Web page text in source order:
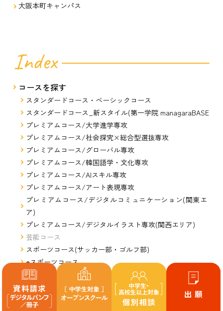
大阪本町キャンパス
Index
コースを探す
スタンダードコース・ベーシックコース
スタンダードコース_新スタイル(第一学院 managaraBASE)
プレミアムコース/大学進学専攻
プレミアムコース/社会探究×総合型選抜専攻
プレミアムコース/グローバル専攻
プレミアムコース/韓国語学・文化専攻
プレミアムコース/AIスキル専攻
プレミアムコース/アート表現専攻
プレミアムコース/デジタルコミュニケーション(関東エリ
ア)
プレミアムコース/デジタルイラスト専攻(関西エリア)
芸能コース
スポーツコース(サッカー部・ゴルフ部)
eスポーツコース
美容コース
ペットコース
本校通学コース